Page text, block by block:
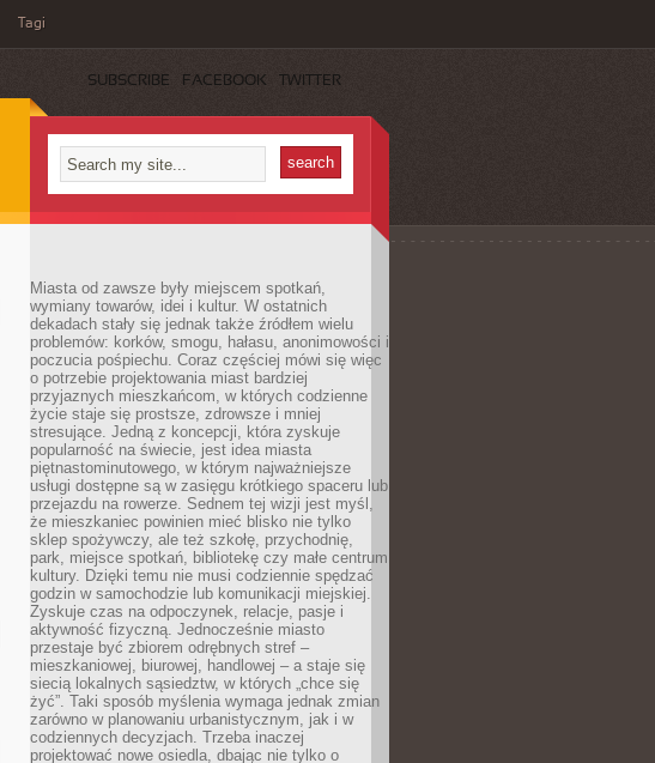
Tagi
SUBSCRIBE FACEBOOK TWITTER
Miasta od zawsze były miejscem spotkań,
wymiany towarów, idei i kultur. W ostatnich
dekadach stały się jednak także źródłem wielu
problemów: korków, smogu, hałasu, anonimowości i
poczucia pośpiechu. Coraz częściej mówi się więc
o potrzebie projektowania miast bardziej
przyjaznych mieszkańcom, w których codzienne
życie staje się prostsze, zdrowsze i mniej
stresujące. Jedną z koncepcji, która zyskuje
popularność na świecie, jest idea miasta
piętnastominutowego, w którym najważniejsze
usługi dostępne są w zasięgu krótkiego spaceru lub
przejazdu na rowerze. Sednem tej wizji jest myśl,
że mieszkaniec powinien mieć blisko nie tylko
sklep spożywczy, ale też szkołę, przychodnię,
park, miejsce spotkań, bibliotekę czy małe centrum
kultury. Dzięki temu nie musi codziennie spędzać
godzin w samochodzie lub komunikacji miejskiej.
Zyskuje czas na odpoczynek, relacje, pasje i
aktywność fizyczną. Jednocześnie miasto
przestaje być zbiorem odrębnych stref –
mieszkaniowej, biurowej, handlowej – a staje się
siecią lokalnych sąsiedztw, w których „chce się
żyć”. Taki sposób myślenia wymaga jednak zmian
zarówno w planowaniu urbanistycznym, jak i w
codziennych decyzjach. Trzeba inaczej
projektować nowe osiedla, dbając nie tylko o